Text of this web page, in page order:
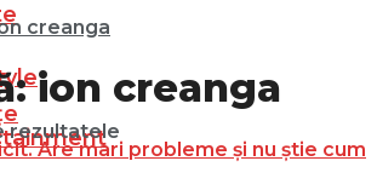
rezultatele
creanga
ion creanga